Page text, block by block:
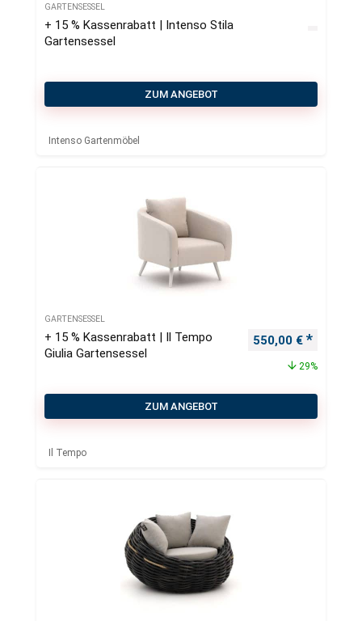
GARTENSESSEL
+ 15 % Kassenrabatt | Intenso Stila
Gartensessel
ZUM ANGEBOT
Intenso Gartenmöbel
GARTENSESSEL
+ 15 % Kassenrabatt | Il Tempo
Giulia Gartensessel
Ursprünglicher
550,00 €
29%
ZUM ANGEBOT
Il Tempo